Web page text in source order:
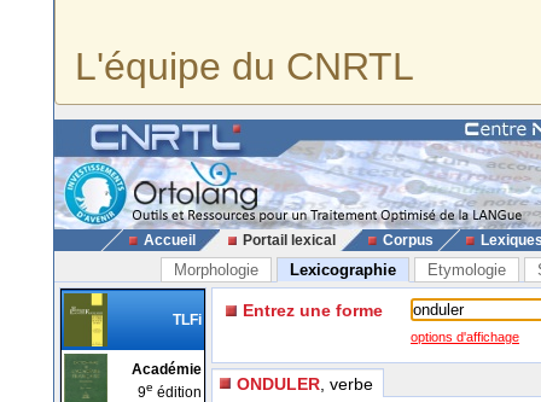
L'équipe du CNRTL
Accueil Portail lexical Corpus
Morphologie Lexicographie Etymologie
TLFi
Académie
9e édition
Entrez une forme
options d'affichage
ONDULER , verbe